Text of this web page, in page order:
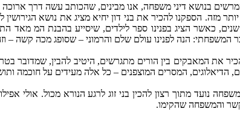
בנושא דיני משפחה, אנו מבינים, שהכותב עשה דרך
מזה. הספקנו להכיר את בני דון יחיא מציג את נושא
שנים, כאשר הציג בפנינו ספר לילדים, שיסייע בהבנת המ
המשפחתי: הנה לפנינו עולם שלם והרמוני – שסופג מכה קשה –
את המאבקים בין הורים מתגרשים, היטיב להבין, שמדובר
הדיאלוגים, המסרים המוצפנים – כל אלה מעידים על חוכמה
נועד מתוך רצון להכין בני זוג לרגע הנורא מכול. אולי
והמשפחה שהקימו.